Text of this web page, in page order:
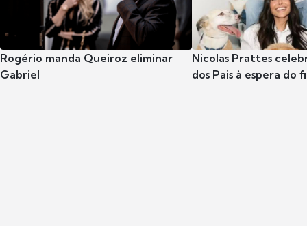
Rogério manda Queiroz eliminar
Gabriel
Nicolas Prattes
dos Pais à espera do